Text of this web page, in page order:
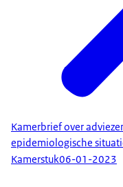
Kamerbrief over
epidemiologische
Kamerstuk06-01-2023